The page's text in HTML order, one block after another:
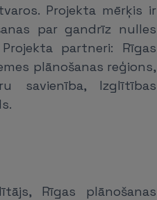
Projekta mērķis ir
par gandrīz nulles
partneri: Rīgas
plānošanas reģions,
savienība, Izglītības
Rīgas plānošanas